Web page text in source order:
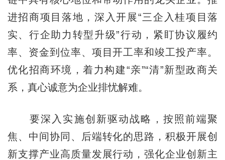
进招商项目落地，深入开展“三企入桂项目落
实、行企助力转型升级”行动，紧盯协议履约
率、资金到位率、项目开工率和竣工投产率。
优化招商环境，着力构建“亲”“清”新型政商关
系，真心诚意为企业排忧解难。
要深入实施创新驱动战略，按照前端聚
焦、中间协同、后端转化的思路，积极开展创
新支撑产业高质量发展行动，强化企业创新主